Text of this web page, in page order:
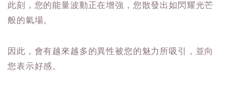
此刻，您的能量波動正在增強，您散發出如閃耀光芒
般的氣場。
因此，會有越來越多的異性被您的魅力所吸引，並向
您表示好感。